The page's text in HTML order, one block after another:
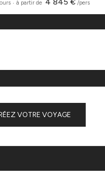
‧ à partir de /pers
VOTRE VOYAGE